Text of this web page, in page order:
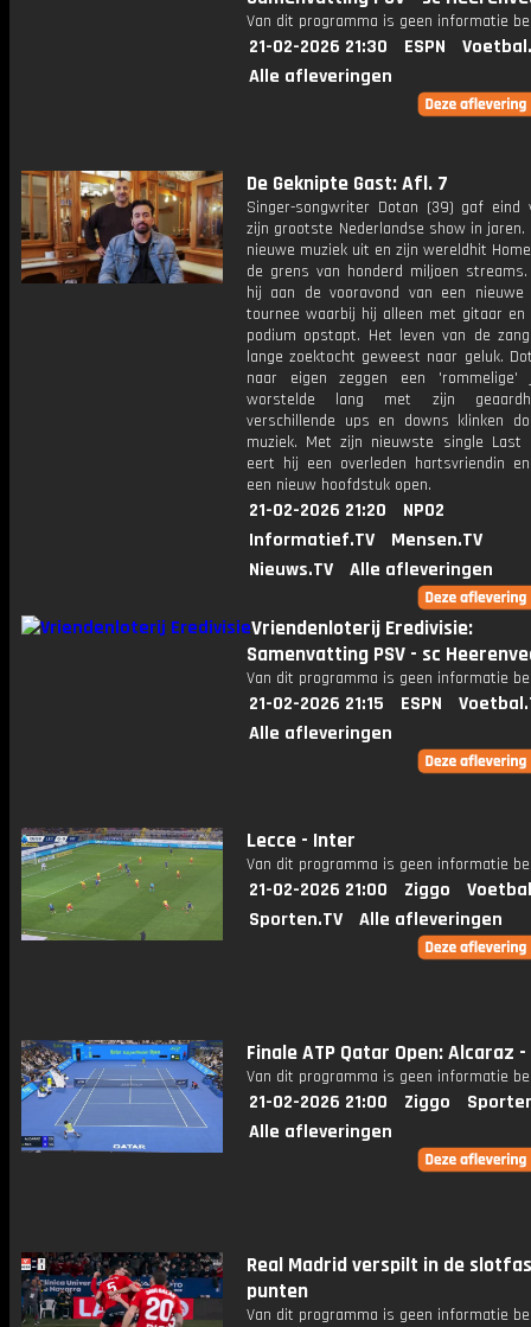
Van dit programma is geen informatie
21-02-2026 21:30 ESPN
Alle afleveringen
De Geknipte Gast: Afl. 7
Singer-songwriter Dotan (39) gaf eind
zijn grootste Nederlandse show in jaren.
nieuwe muziek uit en zijn wereldhit
de grens van honderd miljoen
hij aan de vooravond van een nieuwe
tournee waarbij hij alleen met gitaar en
podium opstapt. Het leven van de
lange zoektocht geweest naar geluk.
naar eigen zeggen een 'rommelige'
worstelde lang met zijn
verschillende ups en downs klinken
muziek. Met zijn nieuwste single Last
eert hij een overleden hartsvriendin
een nieuw hoofdstuk open.
21-02-2026 21:20
NPO2
Informatief.TV
Mensen.TV
Nieuws.TV
Alle afleveringen
Vriendenloterij Eredivisie:
Samenvatting PSV - sc
Van dit programma is geen informatie
21-02-2026 21:15 ESPN
Alle afleveringen
Lecce - Inter
Van dit programma is geen informatie
21-02-2026 21:00 Ziggo
Sporten.TV
Alle afleveringen
Finale ATP Qatar Open: Alcaraz -
Van dit programma is geen informatie
21-02-2026 21:00 Ziggo
Alle afleveringen
Real Madrid verspilt in de
punten
Van dit programma is geen informatie